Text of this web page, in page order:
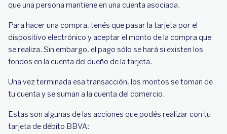
que una persona mantiene en una cuenta asociada.
Para hacer una compra, tenés que pasar la tarjeta por el
dispositivo electrónico y aceptar el monto de la compra que
se realiza. Sin embargo, el pago sólo se hará si existen los
fondos en la cuenta del dueño de la tarjeta.
Una vez terminada esa transacción, los montos se toman de
tu cuenta y se suman a la cuenta del comercio.
Estas son algunas de las acciones que podés realizar con tu
tarjeta de débito BBVA: